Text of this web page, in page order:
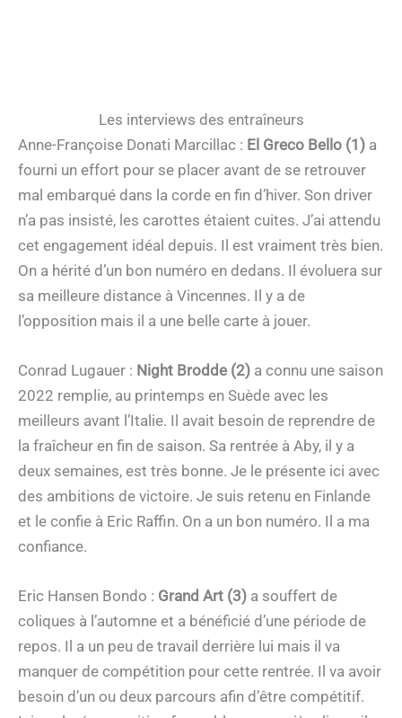
Les interviews des entraîneurs
Anne-Françoise Donati Marcillac : El Greco Bello (1) a
fourni un effort pour se placer avant de se retrouver
mal embarqué dans la corde en fin d’hiver. Son driver
n’a pas insisté, les carottes étaient cuites. J’ai attendu
cet engagement idéal depuis. Il est vraiment très bien.
On a hérité d’un bon numéro en dedans. Il évoluera sur
sa meilleure distance à Vincennes. Il y a de
l’opposition mais il a une belle carte à jouer.
Conrad Lugauer : Night Brodde (2) a connu une saison
2022 remplie, au printemps en Suède avec les
meilleurs avant l’Italie. Il avait besoin de reprendre de
la fraîcheur en fin de saison. Sa rentrée à Aby, il y a
deux semaines, est très bonne. Je le présente ici avec
des ambitions de victoire. Je suis retenu en Finlande
et le confie à Eric Raffin. On a un bon numéro. Il a ma
confiance.
Eric Hansen Bondo : Grand Art (3) a souffert de
coliques à l’automne et a bénéficié d’une période de
repos. Il a un peu de travail derrière lui mais il va
manquer de compétition pour cette rentrée. Il va avoir
besoin d’un ou deux parcours afin d’être compétitif.